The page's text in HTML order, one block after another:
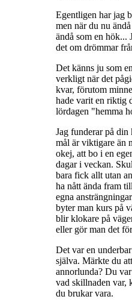
Egentligen har jag
men när du nu
ändå som en hök...
det om drömmar
Det känns ju som
verkligt när det
kvar, förutom
hade varit en riktig
lördagen "hemma
Jag funderar på
mål är viktigare än
okej, att bo i en
dagar i veckan.
bara fick allt utan
ha nått ända fram
egna
byter man kurs på
blir klokare på
eller gör man det
Det var en
själva. Märkte du
annorlunda? Du
vad skillnaden var,
du brukar vara.